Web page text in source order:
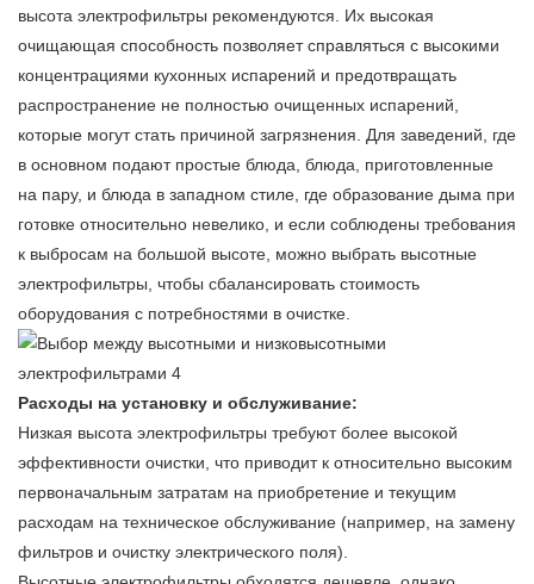
высота электрофильтры рекомендуются. Их высокая
очищающая способность позволяет справляться с высокими
концентрациями кухонных испарений и предотвращать
распространение не полностью очищенных испарений,
которые могут стать причиной загрязнения. Для заведений, где
в основном подают простые блюда, блюда, приготовленные
на пару, и блюда в западном стиле, где образование дыма при
готовке относительно невелико, и если соблюдены требования
к выбросам на большой высоте, можно выбрать высотные
электрофильтры, чтобы сбалансировать стоимость
оборудования с потребностями в очистке.
Расходы на установку и обслуживание:
Низкая высота электрофильтры требуют более высокой
эффективности очистки, что приводит к относительно высоким
первоначальным затратам на приобретение и текущим
расходам на техническое обслуживание (например, на замену
фильтров и очистку электрического поля).